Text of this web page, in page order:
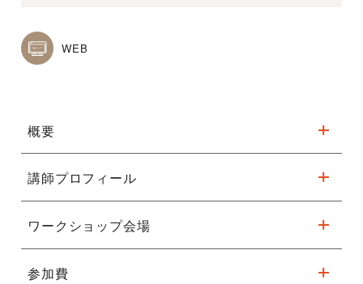
WEB
概要
フェニーチェ堺 大ホールで親子一緒
に踊りませんか？
堺市と関西大学との地域連携事業「みんなで踊ろう」のダンス公
講師プロフィール
ワークショップ会場
フェニーチェ堺 多目的室
参加費